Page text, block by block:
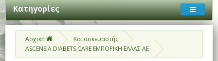
Κατηγορίες
Αρχική
Κατασκευαστής
ASCENSIA DIABETS CARE ΕΜΠΟΡΙΚΗ ΕΛΛΑΣ ΑΕ